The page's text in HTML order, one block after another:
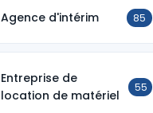
Agence d'intérim 85
Entreprise de
location de matériel
55